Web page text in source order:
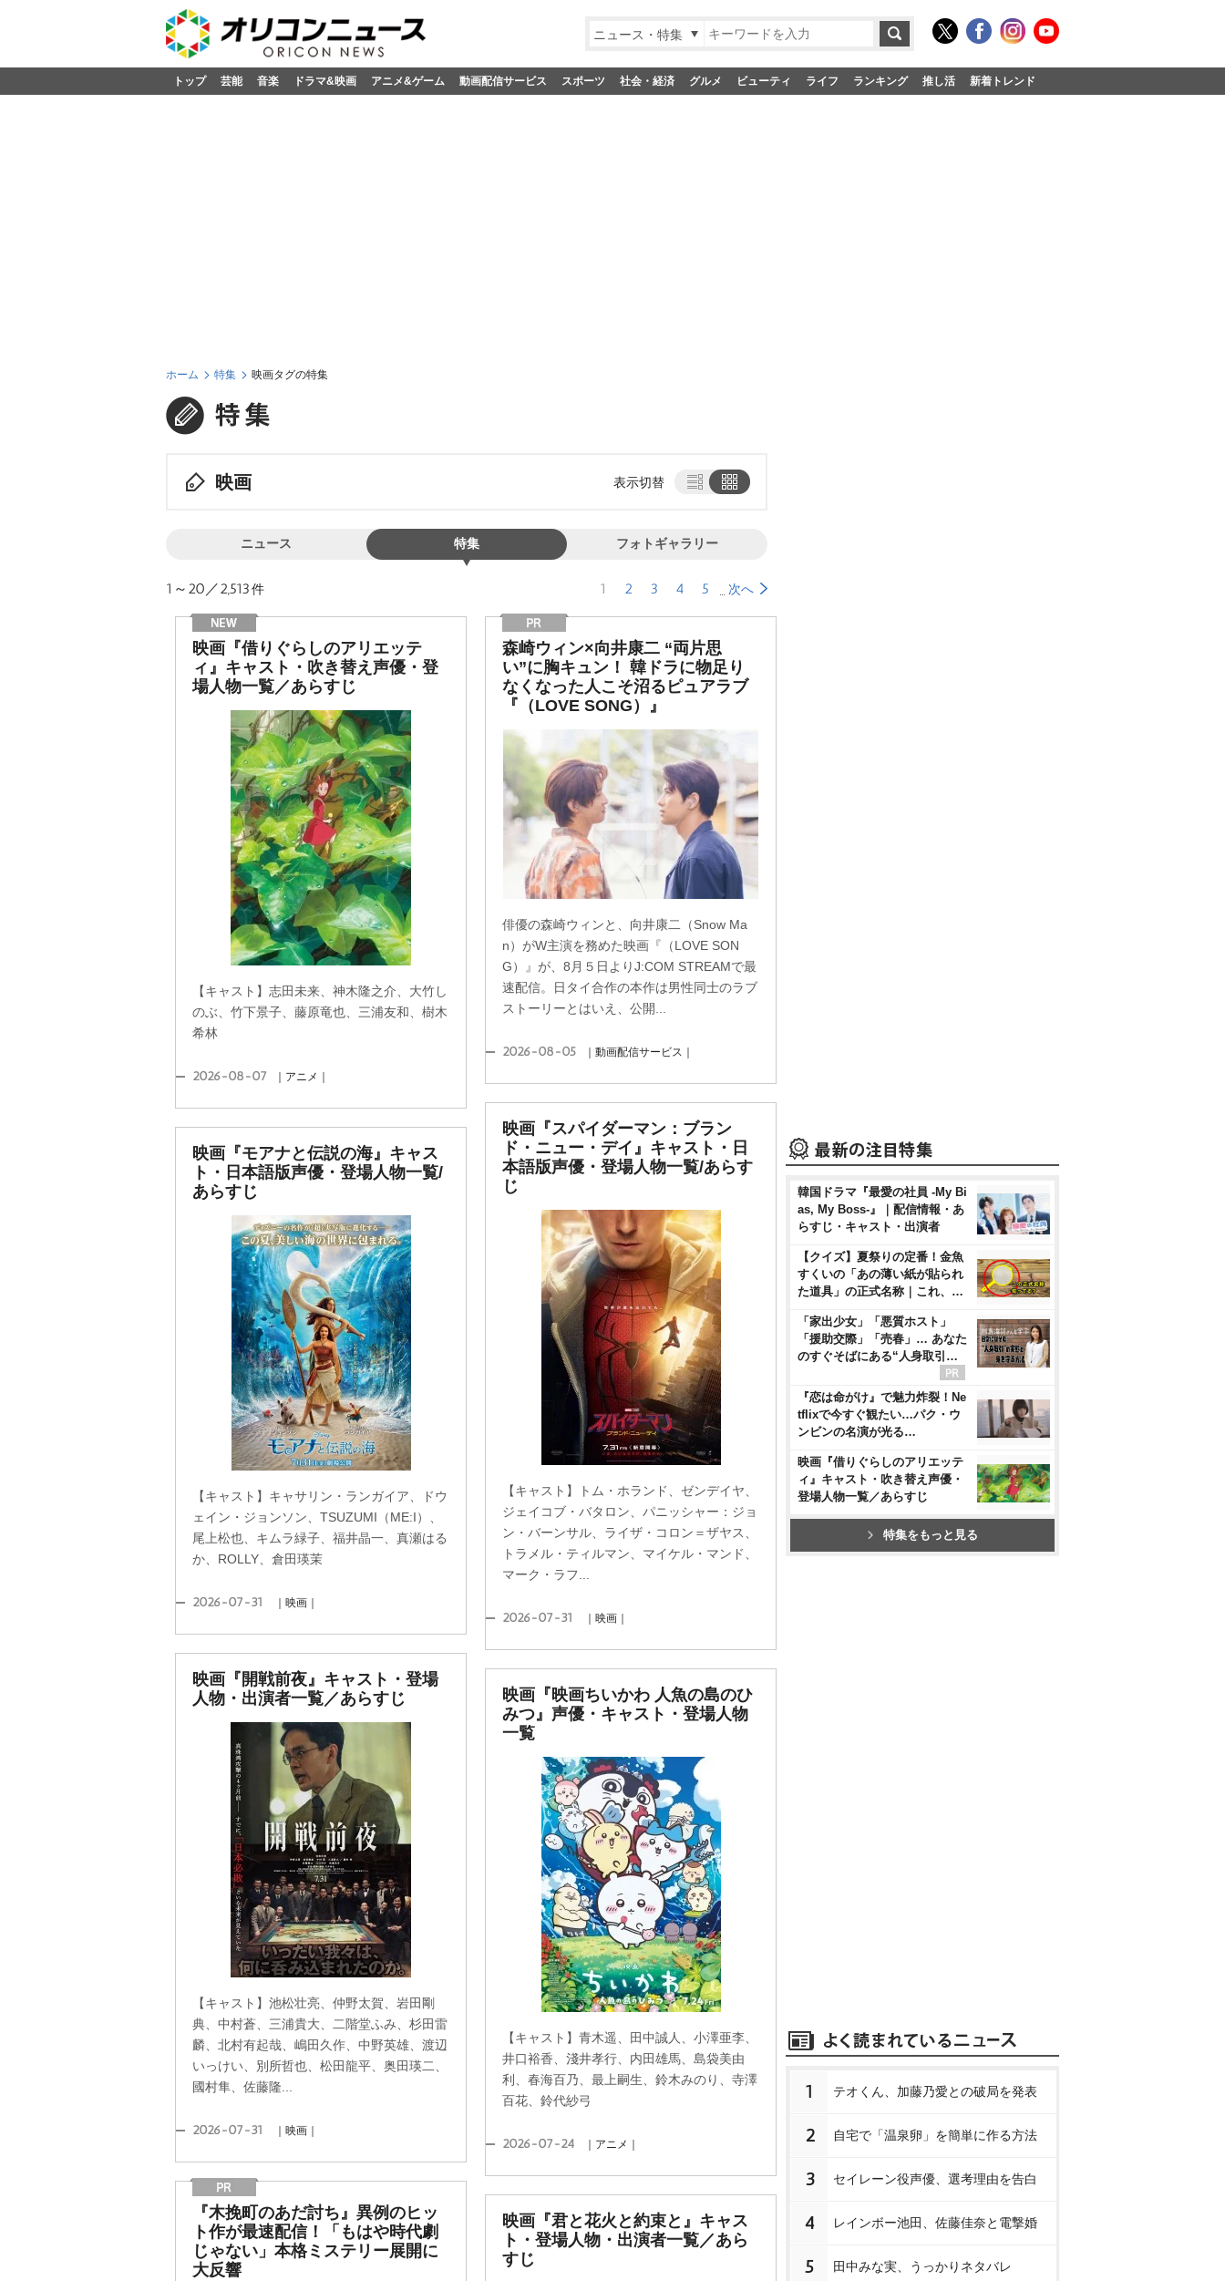
ニュース・特集
トップ 芸能 音楽 ドラマ&映画 アニメ&ゲーム 動画配信サービス スポーツ 社会・経済 グルメ ビューティ ライフ ランキング 推し活 新着トレンド
ホーム 特集 映画タグの特集
映画 表示切替
ニュース 特集 フォトギャラリー
1～20／2,513件 1 2 3 4 5 次へ
映画『借りぐらしのアリエッテ
ィ』キャスト・吹き替え声優・登
場人物一覧／あらすじ
【キャスト】志田未来、神木隆之介、大竹し
のぶ、竹下景子、藤原竜也、三浦友和、樹木
希林
2026-08-07 ｜アニメ｜
森崎ウィン×向井康二 “両片思
い”に胸キュン！ 韓ドラに物足り
なくなった人こそ沼るピュアラブ
『（LOVE SONG）』
俳優の森崎ウィンと、向井康二（Snow Ma
n）がW主演を務めた映画『（LOVE SON
G）』が、8月５日よりJ:COM STREAMで最
速配信。日タイ合作の本作は男性同士のラブ
ストーリーとはいえ、公開...
2026-08-05 ｜動画配信サービス｜
映画『スパイダーマン：ブラン
ド・ニュー・デイ』キャスト・日
本語版声優・登場人物一覧/あらす
じ
【キャスト】トム・ホランド、ゼンデイヤ、
ジェイコブ・バタロン、パニッシャー：ジョ
ン・バーンサル、ライザ・コロン＝ザヤス、
トラメル・ティルマン、マイケル・マンド、
マーク・ラフ...
2026-07-31 ｜映画｜
映画『モアナと伝説の海』キャス
ト・日本語版声優・登場人物一覧/
あらすじ
【キャスト】キャサリン・ランガイア、ドウ
ェイン・ジョンソン、TSUZUMI（ME:I）、
尾上松也、キムラ緑子、福井晶一、真瀬はる
か、ROLLY、倉田瑛茉
2026-07-31 ｜映画｜
映画『開戦前夜』キャスト・登場
人物・出演者一覧／あらすじ
【キャスト】池松壮亮、仲野太賀、岩田剛
典、中村蒼、三浦貴大、二階堂ふみ、杉田雷
麟、北村有起哉、嶋田久作、中野英雄、渡辺
いっけい、別所哲也、松田龍平、奥田瑛二、
國村隼、佐藤隆...
2026-07-31 ｜映画｜
映画『映画ちいかわ 人魚の島のひ
みつ』声優・キャスト・登場人物
一覧
【キャスト】青木遥、田中誠人、小澤亜李、
井口裕香、淺井孝行、内田雄馬、島袋美由
利、春海百乃、最上嗣生、鈴木みのり、寺澤
百花、鈴代紗弓
2026-07-24 ｜アニメ｜
『木挽町のあだ討ち』異例のヒッ
ト作が最速配信！「もはや時代劇
じゃない」本格ミステリー展開に
大反響
映画『君と花火と約束と』キャス
ト・登場人物・出演者一覧／あら
すじ
韓国ドラマ『最愛の社員 -My Bi
as, My Boss-』｜配信情報・あ
らすじ・キャスト・出演者
【クイズ】夏祭りの定番！金魚
すくいの「あの薄い紙が貼られ
た道具」の正式名称｜これ、…
「家出少女」「悪質ホスト」
「援助交際」「売春」… あなた
のすぐそばにある“人身取引…
『恋は命がけ』で魅力炸裂！Ne
tflixで今すぐ観たい…パク・ウ
ンビンの名演が光る…
映画『借りぐらしのアリエッテ
ィ』キャスト・吹き替え声優・
登場人物一覧／あらすじ
特集をもっと見る
1 テオくん、加藤乃愛との破局を発表
2 自宅で「温泉卵」を簡単に作る方法
3 セイレーン役声優、選考理由を告白
4 レインボー池田、佐藤佳奈と電撃婚
5 田中みな実、うっかりネタバレ